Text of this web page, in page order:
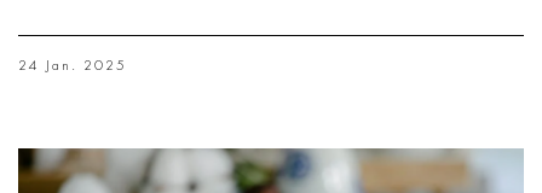
24 Jan. 2025